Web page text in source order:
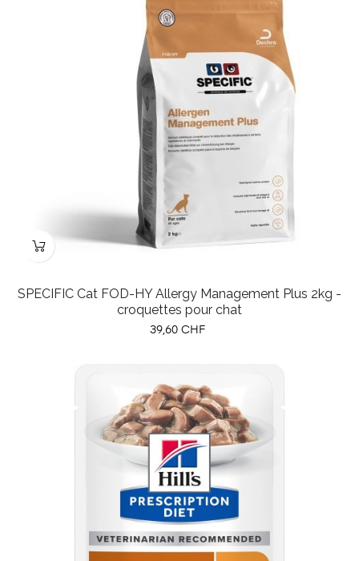
SPECIFIC Cat FOD-HY Allergy Management Plus 2kg -
croquettes pour chat
Prix
39,60 CHF